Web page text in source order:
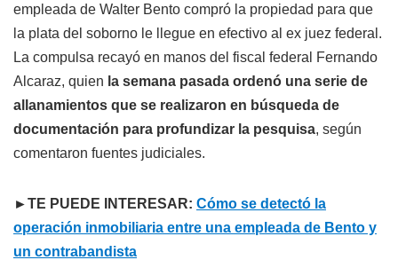
empleada de Walter Bento compró la propiedad para que
la plata del soborno le llegue en efectivo al ex juez federal.
La compulsa recayó en manos del fiscal federal Fernando
Alcaraz, quien la semana pasada ordenó una serie de
allanamientos que se realizaron en búsqueda de
documentación para profundizar la pesquisa, según
comentaron fuentes judiciales.
►TE PUEDE INTERESAR: Cómo se detectó la
operación inmobiliaria entre una empleada de Bento y
un contrabandista